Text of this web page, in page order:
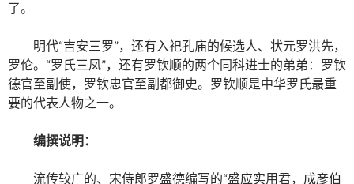
了。
明代“吉安三罗”，还有入祀孔庙的候选人、状元罗洪先，
罗伦。“罗氏三凤”，还有罗钦顺的两个同科进士的弟弟：罗钦
德官至副使，罗钦忠官至副都御史。罗钦顺是中华罗氏最重
要的代表人物之一。
编撰说明：
流传较广的、宋侍郎罗盛德编写的“盛应实用君，成彦伯